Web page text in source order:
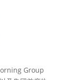
Group